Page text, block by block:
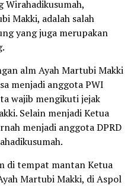
Wirahadikusumah,
Makki, adalah salah
yang juga merupakan
alm Ayah Martubi Makki
menjadi anggota PWI
wajib mengikuti jejak
Selain menjadi Ketua
menjadi anggota DPRD
di tempat mantan Ketua
Martubi Makki, di Aspol